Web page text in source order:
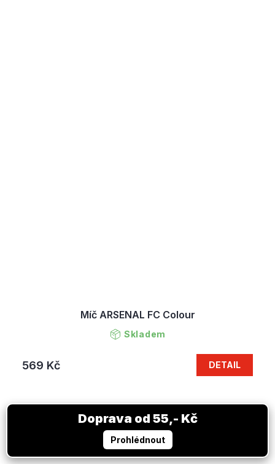
Míč ARSENAL FC Colour
Skladem
569 Kč DETAIL